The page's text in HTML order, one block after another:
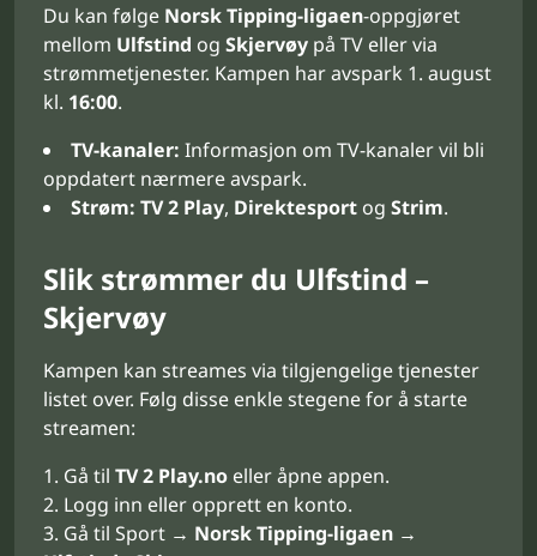
Du kan følge Norsk Tipping-ligaen-oppgjøret
mellom Ulfstind og Skjervøy på TV eller via
strømmetjenester. Kampen har avspark 1. august
kl. 16:00.
TV-kanaler: Informasjon om TV-kanaler vil bli
oppdatert nærmere avspark.
Strøm: TV 2 Play, Direktesport og Strim.
Slik strømmer du Ulfstind –
Skjervøy
Kampen kan streames via tilgjengelige tjenester
listet over. Følg disse enkle stegene for å starte
streamen:
Gå til TV 2 Play.no eller åpne appen.
Logg inn eller opprett en konto.
Gå til Sport → Norsk Tipping-ligaen →